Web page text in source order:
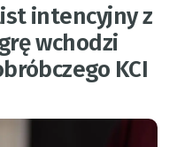
intencyjny z
wchodzi
KCI